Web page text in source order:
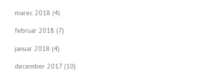
marec 2018 (4)
februar 2018 (7)
januar 2018 (4)
december 2017 (10)